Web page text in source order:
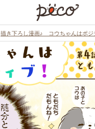
描き下ろし漫画♪ コウちゃんはポジ